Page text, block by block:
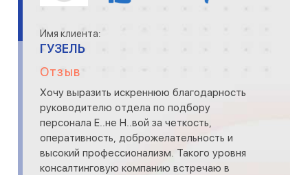
Имя клиента:
ГУЗЕЛЬ
Отзыв
Хочу выразить искреннюю благодарность
руководителю отдела по подбору
персонала Е..не Н..вой за четкость,
оперативность, доброжелательность и
высокий профессионализм. Такого уровня
консалтинговую компанию встречаю в